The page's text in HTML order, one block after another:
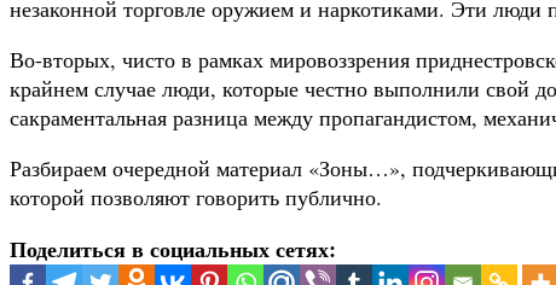
незаконной торговле оружием и наркотиками. Эти
Во-вторых, чисто в рамках мировоззрения
крайнем случае люди, которые честно выполнили свой
сакраментальная разница между пропагандистом,
Разбираем очередной материал «Зоны…»,
которой позволяют говорить публично.
Поделиться в социальных сетях: